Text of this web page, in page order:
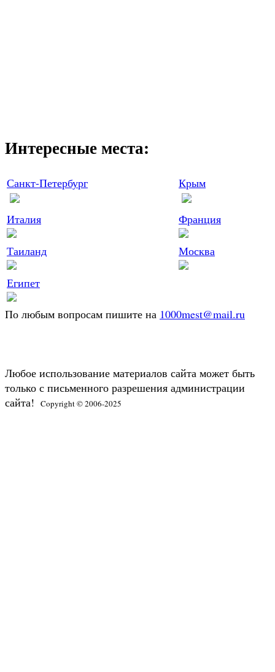
Интересные места:
Санкт-Петербург Крым
Италия Франция
Таиланд Москва
Египет
По любым вопросам пишите на 1000mest@mail.ru
Любое использование материалов сайта может быть
только с письменного разрешения администрации
сайта!
Copyright © 2006-2025